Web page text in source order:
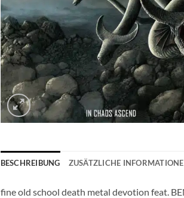
BESCHREIBUNG ZUSÄTZLICHE
fine old school death metal devotion feat.